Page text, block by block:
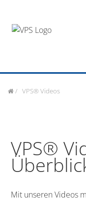
/ VPS® Videos
VPS®
Mit unseren Videos